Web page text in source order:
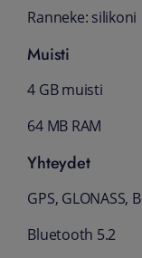
Ranneke: silikoni
Muisti
4 GB muisti
64 MB RAM
Yhteydet
GPS, GLONASS,
Bluetooth 5.2